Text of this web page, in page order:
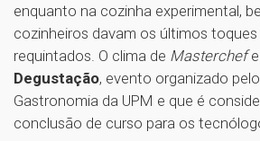
enquanto na cozinha experimental,
cozinheiros davam os últimos
requintados. O clima de Masterchef
Degustação, evento organizado
Gastronomia da UPM e que é
conclusão de curso para os